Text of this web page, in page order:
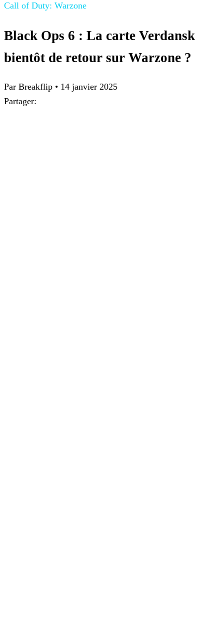
Call of Duty: Warzone
Black Ops 6 : La carte Verdansk
bientôt de retour sur Warzone ?
Par Breakflip • 14 janvier 2025
Partager: